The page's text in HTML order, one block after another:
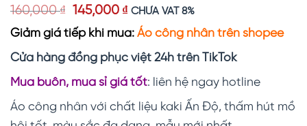
5.00trên 5
dựa trên
1
đánh giá
160,000₫
Giá
là:
160,000 ₫.
145,000 ₫Giá
hiện
tại
145,000 ₫.
CHƯA VAT 8%
Giảm giá tiếp khi mua: Áo công nhân trên shopee
Cửa hàng đồng phục việt 24h trên TikTok
Mua buôn, mua sỉ giá tốt: liên hệ ngay hotline
Áo công nhân với chất liệu kaki Ấn Độ, thấm hút mồ